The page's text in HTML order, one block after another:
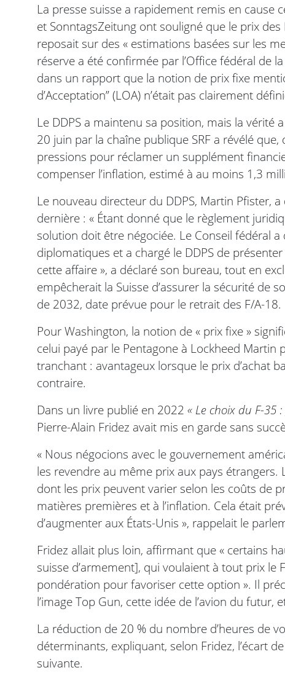
La presse suisse a rapidement remis en cause
et SonntagsZeitung ont souligné que le prix des
reposait sur des « estimations basées sur les
réserve a été confirmée par l’Office fédéral de
dans un rapport que la notion de prix fixe
d’Acceptation” (LOA) n’était pas clairement
Le DDPS a maintenu sa position, mais la
20 juin par la chaîne publique SRF a révélé
pressions pour réclamer un supplément
compenser l’inflation, estimé à au moins 1,3
Le nouveau directeur du DDPS, Martin Pfister,
dernière : « Étant donné que le règlement
solution doit être négociée. Le Conseil fédéral
diplomatiques et a chargé le DDPS de
cette affaire », a déclaré son bureau, tout en
empêcherait la Suisse d’assurer la sécurité de
de 2032, date prévue pour le retrait des F/A-18.
Pour Washington, la notion de « prix fixe »
celui payé par le Pentagone à Lockheed
tranchant : avantageux lorsque le prix d’achat
contraire.
Dans un livre publié en 2022 « Le choix du F-35
Pierre-Alain Fridez avait mis en garde sans
« Nous négocions avec le gouvernement
les revendre au même prix aux pays
dont les prix peuvent varier selon les coûts de
matières premières et à l’inflation. Cela était
d’augmenter aux États-Unis », rappelait le
Fridez allait plus loin, affirmant que « certains
suisse d’armement], qui voulaient à tout prix le
pondération pour favoriser cette option ». Il
l’image Top Gun, cette idée de l’avion du futur,
La réduction de 20 % du nombre d’heures de
déterminants, expliquant, selon Fridez, l’écart
suivante.